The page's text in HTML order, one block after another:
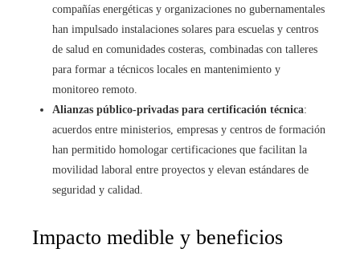
compañías energéticas y organizaciones no gubernamentales
han impulsado instalaciones solares para escuelas y centros
de salud en comunidades costeras, combinadas con talleres
para formar a técnicos locales en mantenimiento y
monitoreo remoto.
Alianzas público-privadas para certificación técnica:
acuerdos entre ministerios, empresas y centros de formación
han permitido homologar certificaciones que facilitan la
movilidad laboral entre proyectos y elevan estándares de
seguridad y calidad.
Impacto medible y beneficios